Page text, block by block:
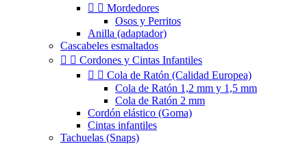
  Mordedores
Osos y Perritos
Anilla (adaptador)
Cascabeles esmaltados
  Cordones y Cintas Infantiles
  Cola de Ratón (Calidad Europea)
Cola de Ratón 1,2 mm y 1,5 mm
Cola de Ratón 2 mm
Cordón elástico (Goma)
Cintas infantiles
Tachuelas (Snaps)